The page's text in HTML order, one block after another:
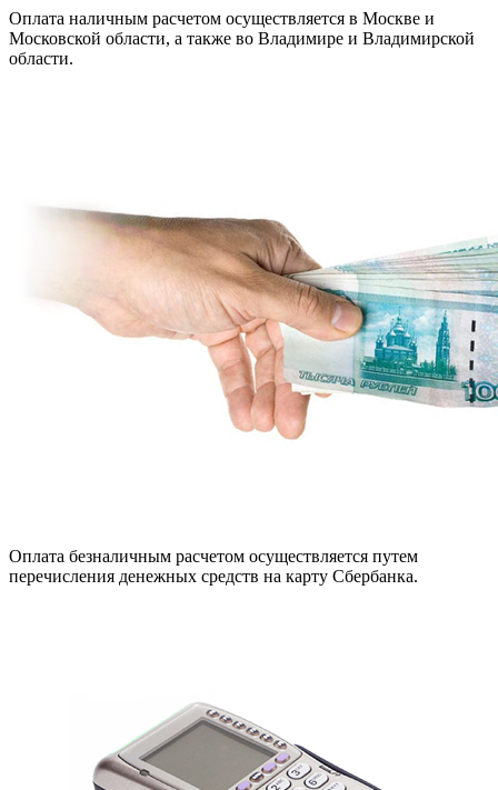
Оплата наличным расчетом осуществляется в Москве и
Московской области, а также во Владимире и Владимирской
области.
Оплата безналичным расчетом осуществляется путем
перечисления денежных средств на карту Сбербанка.